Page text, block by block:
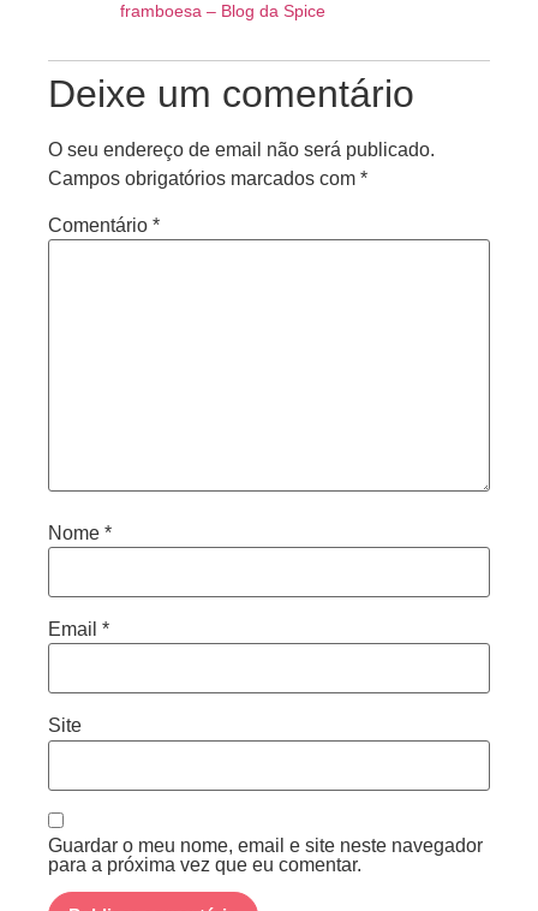
framboesa – Blog da Spice
Deixe um comentário
O seu endereço de email não será publicado.
Campos obrigatórios marcados com *
Comentário *
Nome *
Email *
Site
Guardar o meu nome, email e site neste navegador
para a próxima vez que eu comentar.